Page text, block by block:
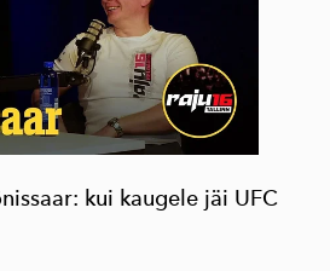
kui kaugele jäi UFC